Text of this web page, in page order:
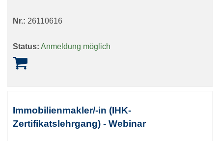
Nr.: 26110616
Status: Anmeldung möglich
Immobilienmakler/-in (IHK-
Zertifikatslehrgang) - Webinar